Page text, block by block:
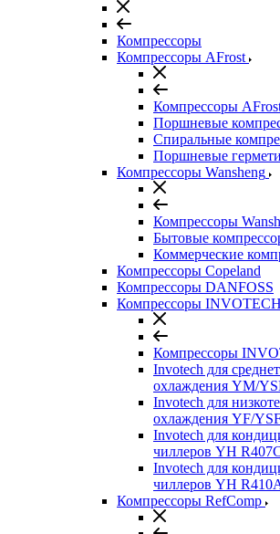
Компрессоры
Компрессоры AFrost
Компрессоры
Поршневые
Спиральные
Поршневые
Компрессоры Wansheng
Компрессоры
Бытовые
Коммерческие
Компрессоры Copeland
Компрессоры DANFOSS
Компрессоры INVOTECH
Компрессоры
Invotech для
охлаждения YM/
Invotech для
охлаждения YF/
Invotech для
чиллеров YH
Invotech для
чиллеров YH
Компрессоры RefComp